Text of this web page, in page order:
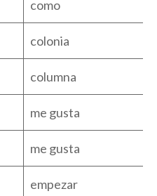
como
colonia
columna
me gusta
me gusta
empezar